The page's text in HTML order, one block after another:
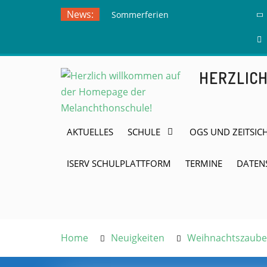
News:
Sommerferien
Herdringen
AKTUELLES SCHULE OGS UND
ISERV SCHULPLATTFORM TERMINE
Home Neuigkeiten